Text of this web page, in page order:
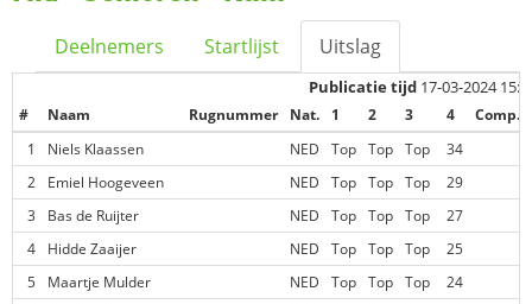
Deelnemers Startlijst Uitslag
Publicatie tijd 17-03-2024
# Naam Rugnummer Nat. 1 2 3 4
Comp.
1
Niels Klaassen NED Top Top Top 34
2
Emiel Hoogeveen NED Top Top Top
29
3
Bas de Ruijter NED Top Top Top
27
4
Hidde Zaaijer NED Top Top Top
25
5
Maartje Mulder NED Top Top Top
24